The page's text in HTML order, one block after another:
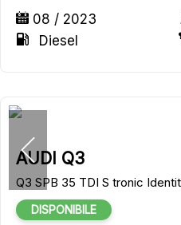
08 / 2023
Diesel
AUDI Q3
Q3 SPB 35 TDI S tronic
DISPONIBILE